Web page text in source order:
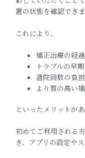
置の状態を確認できま
これにより、
矯正治療の経
トラブルの早
通院回数の負
より質の高い
といったメリットがあ
初めてご利用される
き、アプリの設定や